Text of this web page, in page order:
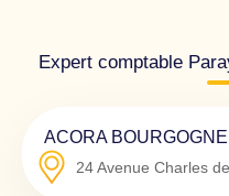
Expert comptable
ACORA
24 Avenue Charles